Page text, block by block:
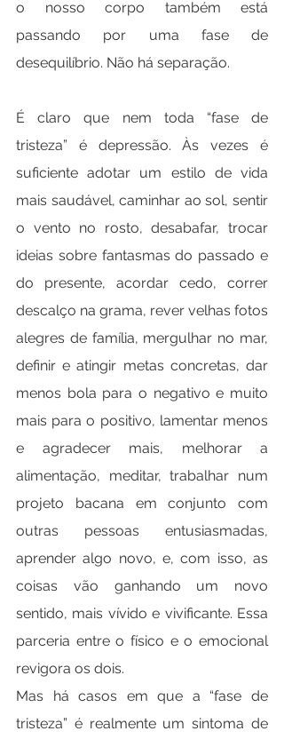
o nosso corpo também está
passando por uma fase de
desequilíbrio. Não há separação.
É claro que nem toda “fase de
tristeza” é depressão. Às vezes é
suficiente adotar um estilo de vida
mais saudável, caminhar ao sol, sentir
o vento no rosto, desabafar, trocar
ideias sobre fantasmas do passado e
do presente, acordar cedo, correr
descalço na grama, rever velhas fotos
alegres de família, mergulhar no mar,
definir e atingir metas concretas, dar
menos bola para o negativo e muito
mais para o positivo, lamentar menos
e agradecer mais, melhorar a
alimentação, meditar, trabalhar num
projeto bacana em conjunto com
outras pessoas entusiasmadas,
aprender algo novo, e, com isso, as
coisas vão ganhando um novo
sentido, mais vívido e vivificante. Essa
parceria entre o físico e o emocional
revigora os dois.
Mas há casos em que a “fase de
tristeza” é realmente um sintoma de